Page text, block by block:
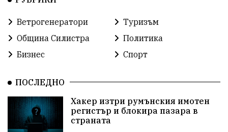
Ветрогенератори
Туризъм
Община Силистра
Политика
Бизнес
Спорт
ПОСЛЕДНО
Хакер изтри румънския имотен
регистър и блокира пазара в
страната